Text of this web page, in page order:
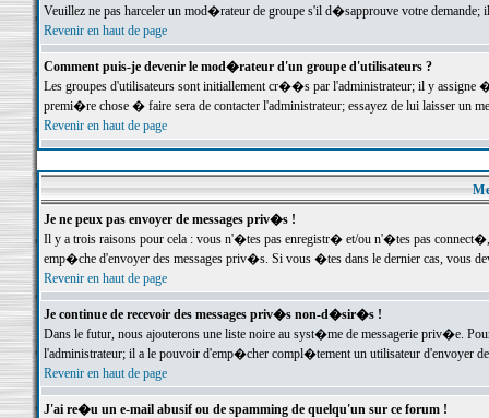
Veuillez ne pas harceler un mod�rateur de groupe s'il d�sapprouve votre demande;
Revenir en haut de page
Comment puis-je devenir le mod�rateur d'un groupe d'utilisateurs ?
Les groupes d'utilisateurs sont initiallement cr��s par l'administrateur; il y
premi�re chose � faire sera de contacter l'administrateur; essayez de lui laisser un
Revenir en haut de page
Je ne peux pas envoyer de messages priv�s !
Il y a trois raisons pour cela : vous n'�tes pas enregistr� et/ou n'�tes pas
emp�che d'envoyer des messages priv�s. Si vous �tes dans le dernier cas, vous
Revenir en haut de page
Je continue de recevoir des messages priv�s non-d�sir�s !
Dans le futur, nous ajouterons une liste noire au syst�me de messagerie priv�e.
l'administrateur; il a le pouvoir d'emp�cher compl�tement un utilisateur d'envoyer
Revenir en haut de page
J'ai re�u un e-mail abusif ou de spamming de quelqu'un sur ce forum !